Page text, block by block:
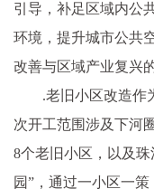
引导，补足区域内公
环境，提升城市公共
改善与区域产业复兴
.老旧小区改造作
次开工范围涉及下河
8个老旧小区，以及
园”，通过一小区一